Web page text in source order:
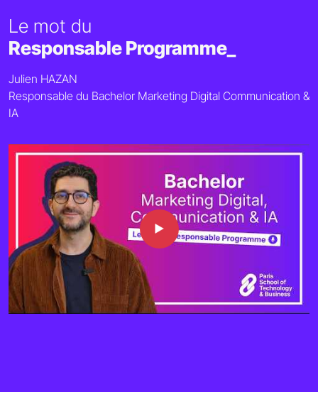
Le mot du
Responsable Programme_
Julien HAZAN
Responsable du Bachelor Marketing Digital Communication &
IA